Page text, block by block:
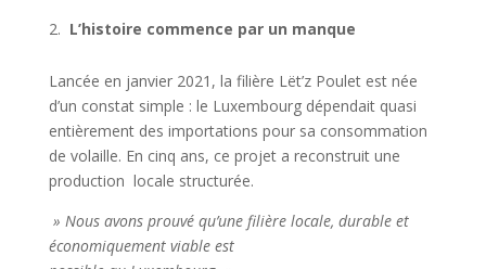
L’histoire commence par un manque
Lancée en janvier 2021, la filière Lët’z Poulet est née
d’un constat simple : le Luxembourg dépendait quasi
entièrement des importations pour sa consommation
de volaille. En cinq ans, ce projet a reconstruit une
production locale structurée.
» Nous avons prouvé qu’une filière locale, durable et
économiquement viable est